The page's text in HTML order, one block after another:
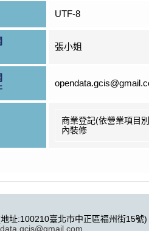
UTF-8
張小姐
商業登記(依營業項目
內裝修
址:100210臺北市中正區福州街15號)